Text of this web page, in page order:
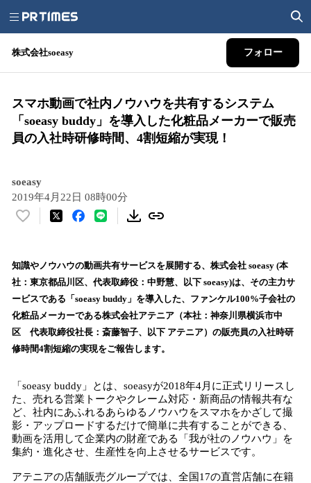
株式会社soeasy フォロー
スマホ動画で社内ノウハウを共有するシステム
「soeasy buddy」を導入した化粧品メーカーで販売
員の入社時研修時間、4割短縮が実現！
soeasy
2019年4月22日 08時00分
い
！
数
を
読
込
み
で
す
知識やノウハウの動画共有サービスを展開する、株式会社 soeasy (本
社：東京都品川区、代表取締役：中野慧、以下 soeasy)は、その主力サ
ービスである「soeasy buddy」を導入した、ファンケル100%子会社の
化粧品メーカーである株式会社アテニア（本社：神奈川県横浜市中
区 代表取締役社長：斎藤智子、以下 アテニア）の販売員の入社時研
修時間4割短縮の実現をご報告します。
「soeasy buddy」とは、soeasyが2018年4月に正式リリースし
た、売れる営業トークやクレーム対応・新商品の情報共有な
ど、社内にあふれるあらゆるノウハウをスマホをかざして撮
影・アップロードするだけで簡単に共有することができる、
動画を活用して企業内の財産である「我が社のノウハウ」を
集約・進化させ、生産性を向上させるサービスです。
アテニアの店舗販売グループでは、全国17の直営店舗に在籍